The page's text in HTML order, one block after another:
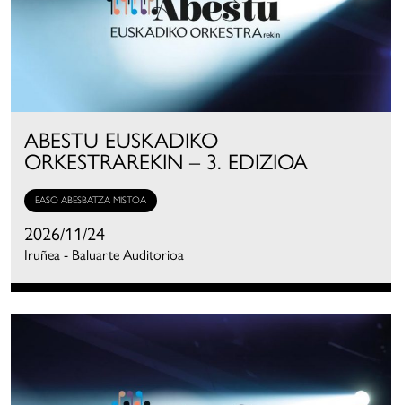
ABESTU EUSKADIKO
ORKESTRAREKIN – 3. EDIZIOA
EASO ABESBATZA MISTOA
2026/11/24
Iruñea - Baluarte Auditorioa